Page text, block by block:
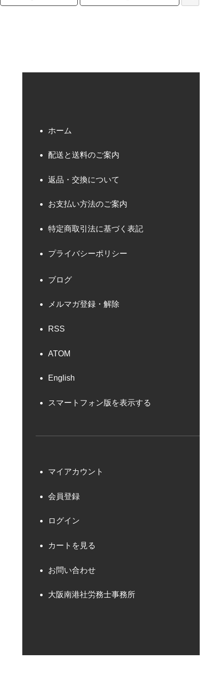
ホーム
配送と送料のご案内
返品・交換について
お支払い方法のご案内
特定商取引法に基づく表記
プライバシーポリシー
ブログ
メルマガ登録・解除
RSS
ATOM
English
スマートフォン版を表示する
マイアカウント
会員登録
ログイン
カートを見る
お問い合わせ
大阪南港社労務士事務所